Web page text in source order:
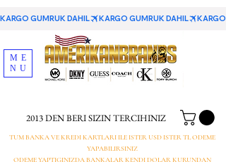
KARGO GUMRUK DAHIL
2013 DEN BERI SIZIN TERCIHINIZ
TUM BANKA VE KREDI KARTLARI ILE ISTER USD ISTER TL ODEME
YAPABILIRSINIZ
ODEME YAPTIGINIZDA BANKALAR KENDI DOLAR KURUNDAN
ME
NU